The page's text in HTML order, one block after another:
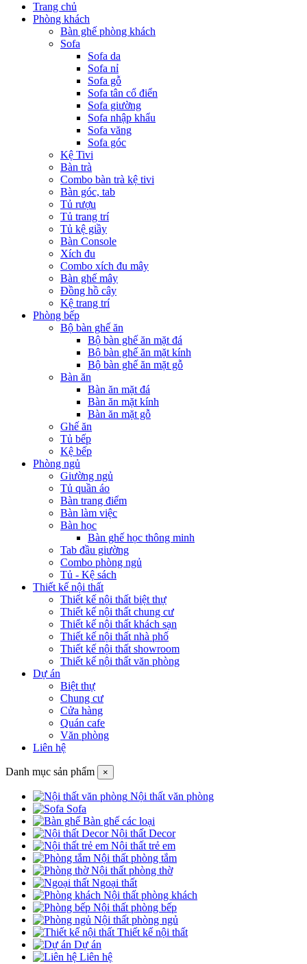
Trang chủ
Phòng khách
Bàn ghế phòng khách
Sofa
Sofa da
Sofa nỉ
Sofa gỗ
Sofa tân cổ điển
Sofa giường
Sofa nhập khẩu
Sofa văng
Sofa góc
Kệ Tivi
Bàn trà
Combo bàn trà kệ tivi
Bàn góc, tab
Tủ rượu
Tủ trang trí
Tủ kệ giầy
Bàn Console
Xích đu
Combo xích đu mây
Bàn ghế mây
Đồng hồ cây
Kệ trang trí
Phòng bếp
Bộ bàn ghế ăn
Bộ bàn ghế ăn mặt đá
Bộ bàn ghế ăn mặt kính
Bộ bàn ghế ăn mặt gỗ
Bàn ăn
Bàn ăn mặt đá
Bàn ăn mặt kính
Bàn ăn mặt gỗ
Ghế ăn
Tủ bếp
Kệ bếp
Phòng ngủ
Giường ngủ
Tủ quần áo
Bàn trang điểm
Bàn làm việc
Bàn học
Bàn ghế học thông minh
Tab đầu giường
Combo phòng ngủ
Tủ - Kệ sách
Thiết kế nội thất
Thiết kế nội thất biệt thự
Thiết kế nội thất chung cư
Thiết kế nội thất khách sạn
Thiết kế nội thất nhà phố
Thiết kế nội thất showroom
Thiết kế nội thất văn phòng
Dự án
Biệt thự
Chung cư
Cửa hàng
Quán cafe
Văn phòng
Liên hệ
Danh mục sản phẩm ×
Nội thất văn phòng
Sofa
Bàn ghế các loại
Nội thất Decor
Nội thất trẻ em
Nội thất phòng tắm
Nội thất phòng thờ
Ngoại thất
Nội thất phòng khách
Nội thất phòng bếp
Nội thất phòng ngủ
Thiết kế nội thất
Dự án
Liên hệ